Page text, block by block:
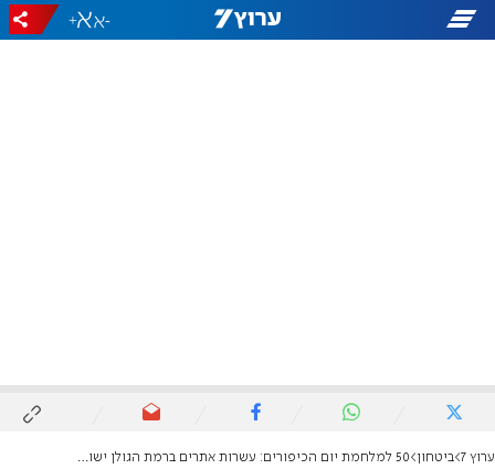
-
+
ערוץ 7 ביטחון 50 למלחמת יום הכיפורים: עשרות אתרים ברמת הגולן ישופצו לזכר החללים